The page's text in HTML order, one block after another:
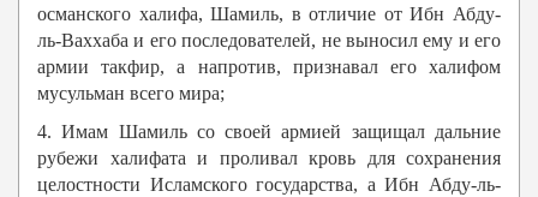
османского халифа, Шамиль, в отличие от Ибн Абду-
ль-Ваххаба и его последователей, не выносил ему и его
армии такфир, а напротив, признавал его халифом
мусульман всего мира;
4. Имам Шамиль со своей армией защищал дальние
рубежи халифата и проливал кровь для сохранения
целостности Исламского государства, а Ибн Абду-ль-